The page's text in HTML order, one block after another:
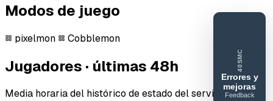
Modos de juego
pixelmon Cobblemon
Jugadores · últimas 48h
Media horaria del histórico de estado del servidor.
40SMC
Errores y
mejoras
Feedback